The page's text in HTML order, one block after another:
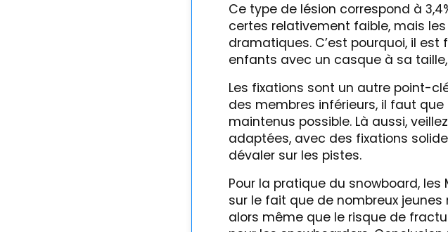
Ce type de lésion correspond à
certes relativement faible, mais
dramatiques. C’est pourquoi, il
enfants avec un casque à sa
Les fixations sont un autre point-
des membres inférieurs, il faut
maintenus possible. Là aussi,
adaptées, avec des fixations
dévaler sur les pistes.
Pour la pratique du snowboard,
sur le fait que de nombreux
alors même que le risque de